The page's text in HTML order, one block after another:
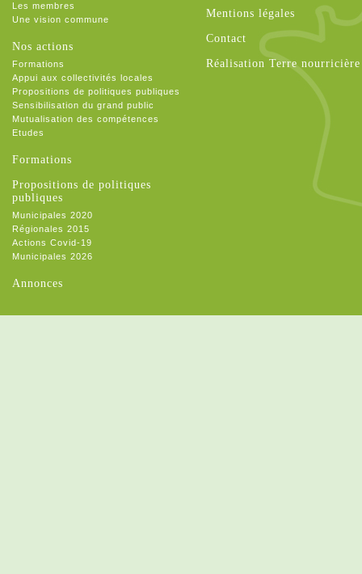
Les membres
Une vision commune
Nos actions
Formations
Appui aux collectivités locales
Propositions de politiques publiques
Sensibilisation du grand public
Mutualisation des compétences
Etudes
Formations
Propositions de politiques
publiques
Municipales 2020
Régionales 2015
Actions Covid-19
Municipales 2026
Annonces
Mentions légales
Contact
Réalisation Terre nourricière